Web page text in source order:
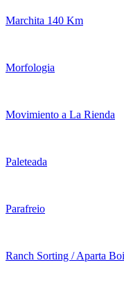
Marchita 140 Km
Morfologia
Movimiento a La Rienda
Paleteada
Parafreio
Ranch Sorting / Aparta Boi